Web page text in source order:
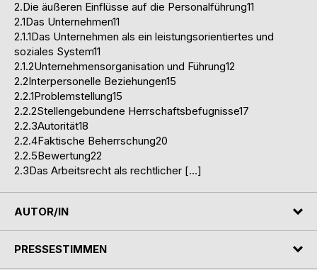
2.Die äußeren Einflüsse auf die Personalführung11
2.1Das Unternehmen11
2.1.1Das Unternehmen als ein leistungsorientiertes und
soziales System11
2.1.2Unternehmensorganisation und Führung12
2.2Interpersonelle Beziehungen15
2.2.1Problemstellung15
2.2.2Stellengebundene Herrschaftsbefugnisse17
2.2.3Autorität18
2.2.4Faktische Beherrschung20
2.2.5Bewertung22
2.3Das Arbeitsrecht als rechtlicher […]
AUTOR/IN
PRESSESTIMMEN